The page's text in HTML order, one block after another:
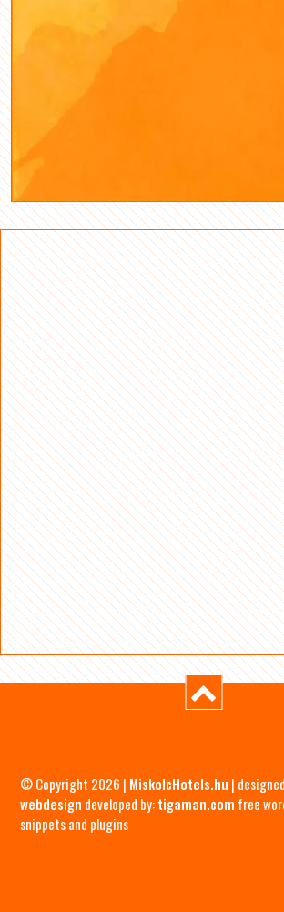
© Copyright 2026 | MiskolcHotels.hu |
webdesign developed by:tigaman.com free
snippets and plugins